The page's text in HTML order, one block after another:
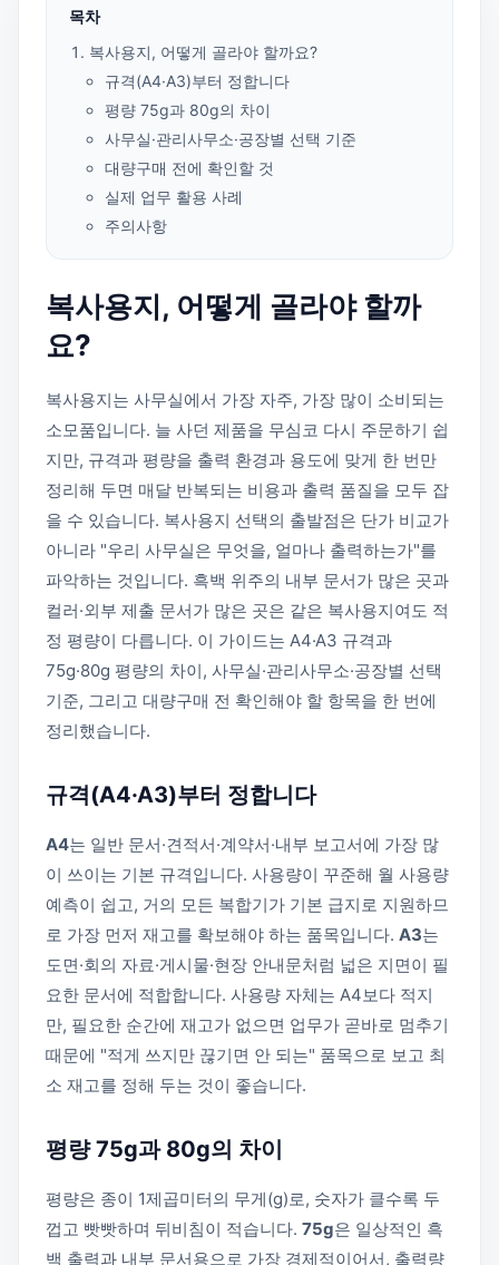
목차
복사용지, 어떻게 골라야 할까요?
규격(A4·A3)부터 정합니다
평량 75g과 80g의 차이
사무실·관리사무소·공장별 선택 기준
대량구매 전에 확인할 것
실제 업무 활용 사례
주의사항
복사용지, 어떻게 골라야 할까
요?
복사용지는 사무실에서 가장 자주, 가장 많이 소비되는
소모품입니다. 늘 사던 제품을 무심코 다시 주문하기 쉽
지만, 규격과 평량을 출력 환경과 용도에 맞게 한 번만
정리해 두면 매달 반복되는 비용과 출력 품질을 모두 잡
을 수 있습니다. 복사용지 선택의 출발점은 단가 비교가
아니라 "우리 사무실은 무엇을, 얼마나 출력하는가"를
파악하는 것입니다. 흑백 위주의 내부 문서가 많은 곳과
컬러·외부 제출 문서가 많은 곳은 같은 복사용지여도 적
정 평량이 다릅니다. 이 가이드는 A4·A3 규격과
75g·80g 평량의 차이, 사무실·관리사무소·공장별 선택
기준, 그리고 대량구매 전 확인해야 할 항목을 한 번에
정리했습니다.
규격(A4·A3)부터 정합니다
A4는 일반 문서·견적서·계약서·내부 보고서에 가장 많
이 쓰이는 기본 규격입니다. 사용량이 꾸준해 월 사용량
예측이 쉽고, 거의 모든 복합기가 기본 급지로 지원하므
로 가장 먼저 재고를 확보해야 하는 품목입니다. A3는
도면·회의 자료·게시물·현장 안내문처럼 넓은 지면이 필
요한 문서에 적합합니다. 사용량 자체는 A4보다 적지
만, 필요한 순간에 재고가 없으면 업무가 곧바로 멈추기
때문에 "적게 쓰지만 끊기면 안 되는" 품목으로 보고 최
소 재고를 정해 두는 것이 좋습니다.
평량 75g과 80g의 차이
평량은 종이 1제곱미터의 무게(g)로, 숫자가 클수록 두
껍고 빳빳하며 뒤비침이 적습니다. 75g은 일상적인 흑
백 출력과 내부 문서용으로 가장 경제적이어서, 출력량